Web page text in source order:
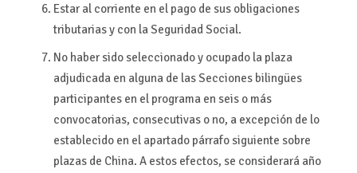
Estar al corriente en el pago de sus obligaciones
tributarias y con la Seguridad Social.
No haber sido seleccionado y ocupado la plaza
adjudicada en alguna de las Secciones bilingües
participantes en el programa en seis o más
convocatorias, consecutivas o no, a excepción de lo
establecido en el apartado párrafo siguiente sobre
plazas de China. A estos efectos, se considerará año